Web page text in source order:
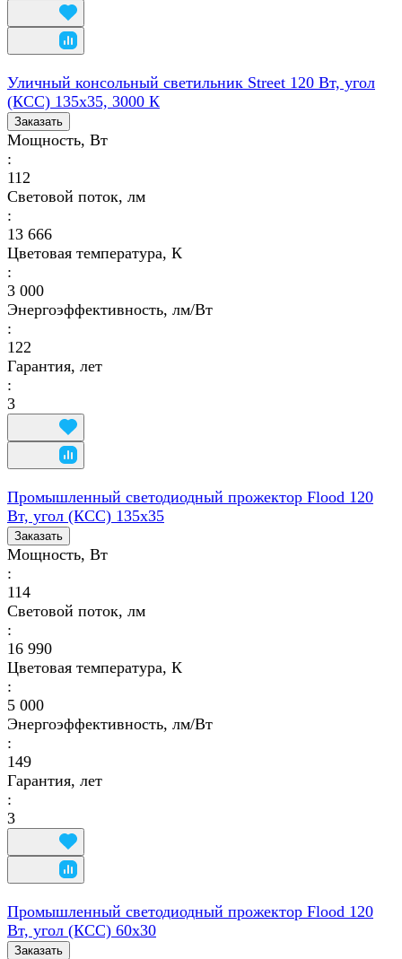
Уличный консольный светильник Street 120 Вт, угол
(КСС) 135х35, 3000 К
Заказать
Мощность, Вт
:
112
Световой поток, лм
:
13 666
Цветовая температура, К
:
3 000
Энергоэффективность, лм/Вт
:
122
Гарантия, лет
:
3
Промышленный светодиодный прожектор Flood 120
Вт, угол (КСС) 135х35
Заказать
Мощность, Вт
:
114
Световой поток, лм
:
16 990
Цветовая температура, К
:
5 000
Энергоэффективность, лм/Вт
:
149
Гарантия, лет
:
3
Промышленный светодиодный прожектор Flood 120
Вт, угол (КСС) 60х30
Заказать